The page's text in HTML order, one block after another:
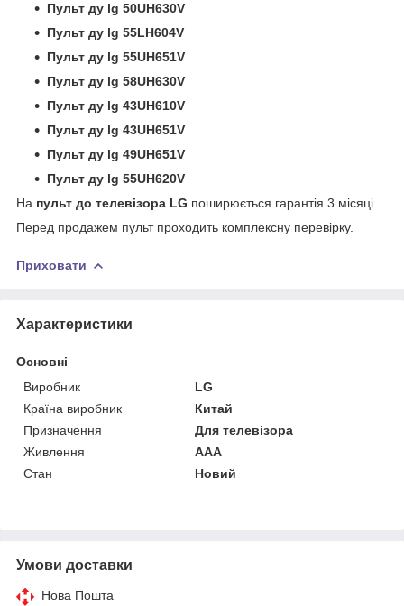
Пульт ду lg 50UH630V
Пульт ду lg 55LH604V
Пульт ду lg 55UH651V
Пульт ду lg 58UH630V
Пульт ду lg 43UH610V
Пульт ду lg 43UH651V
Пульт ду lg 49UH651V
Пульт ду lg 55UH620V
На пульт до телевізора LG поширюється гарантія 3 місяці.
Перед продажем пульт проходить комплексну перевірку.
Приховати
Характеристики
Основні
Виробник
LG
Країна виробник
Китай
Призначення
Для телевізора
Живлення
AAA
Стан
Новий
Умови доставки
Нова Пошта